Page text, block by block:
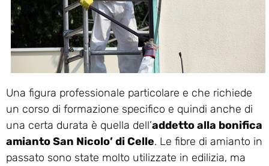
Una figura professionale particolare e che richiede
un corso di formazione specifico e quindi anche di
una certa durata è quella dell’addetto alla bonifica
amianto San Nicolo’ di Celle. Le fibre di amianto in
passato sono state molto utilizzate in edilizia, ma